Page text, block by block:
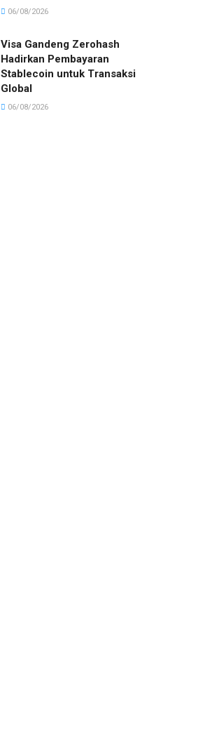
06/08/2026
Visa Gandeng Zerohash
Hadirkan Pembayaran
Stablecoin untuk Transaksi
Global
06/08/2026